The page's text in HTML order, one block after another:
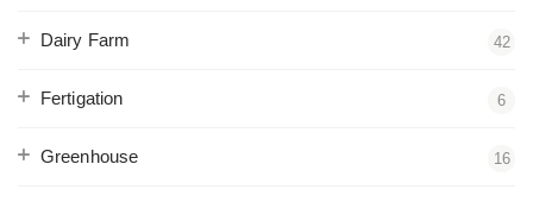
Dairy Farm 42
Fertigation 6
Greenhouse 16